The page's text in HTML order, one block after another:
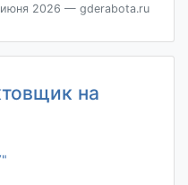
2026 — gderabota.ru
на